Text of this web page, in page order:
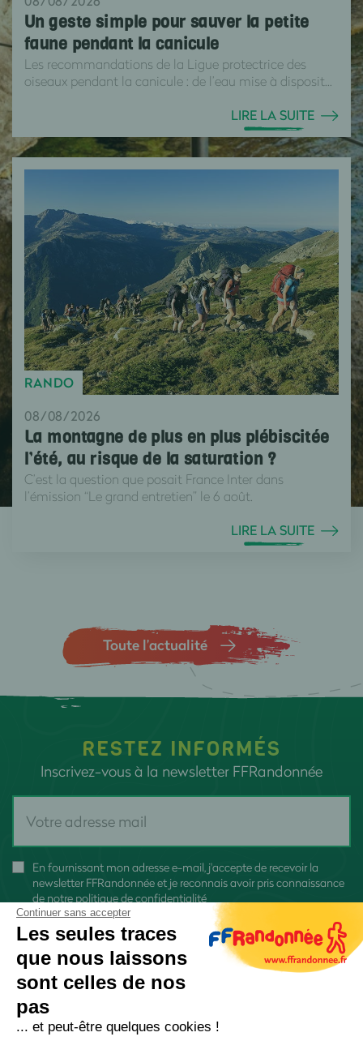
Un geste simple pour sauver la petite
faune pendant la canicule
Les recommandations de la Ligue protectrice des
oiseaux pendant la canicule : de l’eau mise à disposit...
LIRE LA SUITE
RANDO
08/08/2026
La montagne de plus en plus plébiscitée
l’été, au risque de la saturation ?
C’est la question que posait France Inter dans
l’émission “Le grand entretien” le 6 août.
LIRE LA SUITE
Toute l’actualité
RESTEZ INFORMÉS
Inscrivez-vous à la newsletter FFRandonnée
En fournissant mon adresse e-mail, j'accepte de recevoir la
newsletter FFRandonnée et je reconnais avoir pris connaissance
de notre politique de confidentialité
Continuer sans accepter
Les seules traces
que nous laissons
sont celles de nos
pas
... et peut-être quelques cookies !